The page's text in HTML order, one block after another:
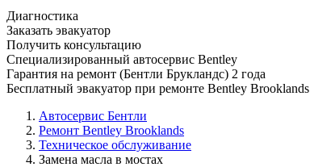
Диагностика
Заказать эвакуатор
Получить консультацию
Специализированный автосервис Bentley
Гарантия на ремонт (Бентли Брукландс) 2 года
Бесплатный эвакуатор при ремонте Bentley Brooklands
Автосервис Бентли
Ремонт Bentley Brooklands
Техническое обслуживание
Замена масла в мостах